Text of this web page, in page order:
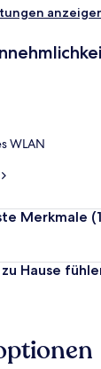
WLAN
Merkmale
Hause